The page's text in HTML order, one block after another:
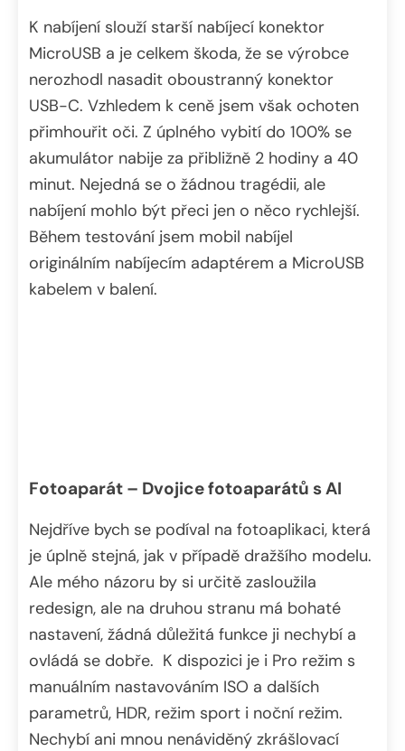
K nabíjení slouží starší nabíjecí konektor
MicroUSB a je celkem škoda, že se výrobce
nerozhodl nasadit oboustranný konektor
USB-C. Vzhledem k ceně jsem však ochoten
přimhouřit oči. Z úplného vybití do 100% se
akumulátor nabije za přibližně 2 hodiny a 40
minut. Nejedná se o žádnou tragédii, ale
nabíjení mohlo být přeci jen o něco rychlejší.
Během testování jsem mobil nabíjel
originálním nabíjecím adaptérem a MicroUSB
kabelem v balení.
Fotoaparát – Dvojice fotoaparátů s AI
Nejdříve bych se podíval na fotoaplikaci, která
je úplně stejná, jak v případě dražšího modelu.
Ale mého názoru by si určitě zasloužila
redesign, ale na druhou stranu má bohaté
nastavení, žádná důležitá funkce ji nechybí a
ovládá se dobře. K dispozici je i Pro režim s
manuálním nastavováním ISO a dalších
parametrů, HDR, režim sport i noční režim.
Nechybí ani mnou nenáviděný zkrášlovací